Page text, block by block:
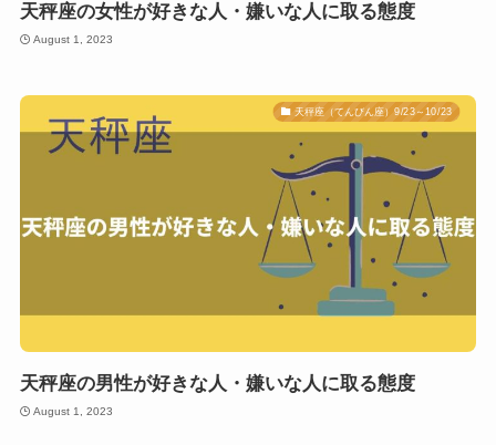
天秤座の女性が好きな人・嫌いな人に取る態度
August 1, 2023
天秤座（てんびん座）9/23～10/23
天秤座の男性が好きな人・嫌いな人に取る態度
August 1, 2023